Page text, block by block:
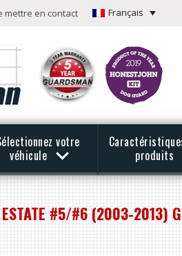
mettre en contact Français
votre
véhicule
produits
ESTATE #5/#6 (2003-2013)